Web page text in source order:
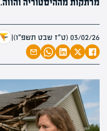
מרתקות מההיסטוריה והווה.
03/02/26 (ט״ז שבט תשפ״ו) |